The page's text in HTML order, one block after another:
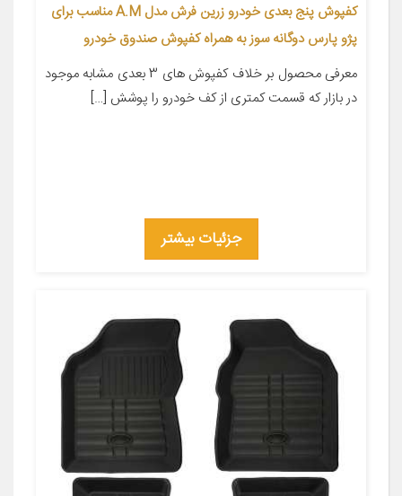
کفپوش پنج بعدی خودرو زرین فرش مدل A.M مناسب برای
پژو پارس دوگانه سوز به همراه کفپوش صندوق خودرو
معرفی محصول بر خلاف کفپوش های 3 بعدی مشابه موجود
در بازار که قسمت کمتری از کف خودرو را پوشش […]
جزئیات بیشتر